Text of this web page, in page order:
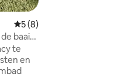
Gemiddelde beoordeling
5 (8)
baai
te
en